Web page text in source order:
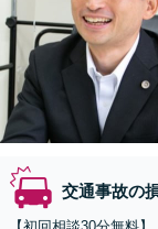
交通事故の